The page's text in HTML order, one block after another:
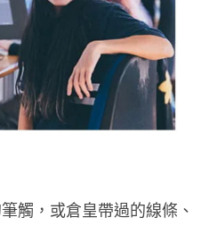
觸，或倉皇帶過的線條、